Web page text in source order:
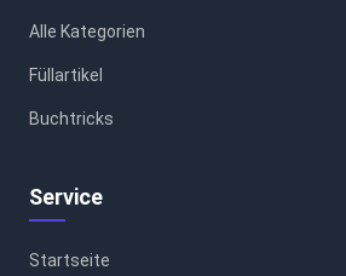
Alle Kategorien
Füllartikel
Buchtricks
Service
Startseite